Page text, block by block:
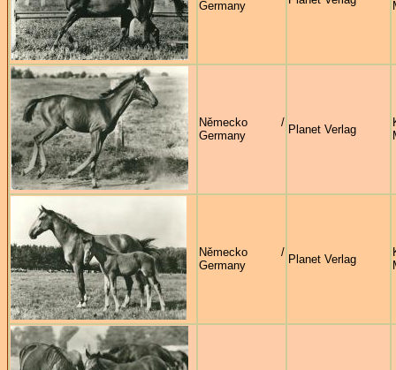
Germany
Německo /
Germany
Planet Verlag
Německo /
Germany
Planet Verlag